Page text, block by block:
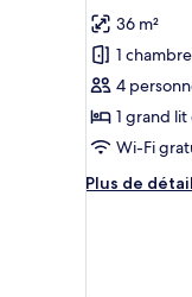
Appartement,
2
chambres
les
photos
pour
ce
type
chambre :
36 m²
1 chambre
4
1 grand
Wi-Fi
Plus de
Plus